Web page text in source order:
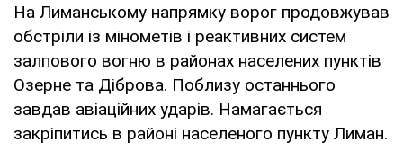
На Лиманському напрямку ворог продовжував
обстріли із мінометів і реактивних систем
залпового вогню в районах населених пунктів
Озерне та Діброва. Поблизу останнього
завдав авіаційних ударів. Намагається
закріпитись в районі населеного пункту Лиман.